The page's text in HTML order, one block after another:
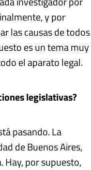
y por
las causas de todos
es un tema muy
el aparato legal.
legislativas?
pasando. La
de Buenos Aires,
Hay, por supuesto,